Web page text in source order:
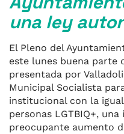
una ley
El Pleno del
este lunes buena parte
presentada por
Municipal Socialista
institucional con la
personas LGTBIQ+,
preocupante aumento